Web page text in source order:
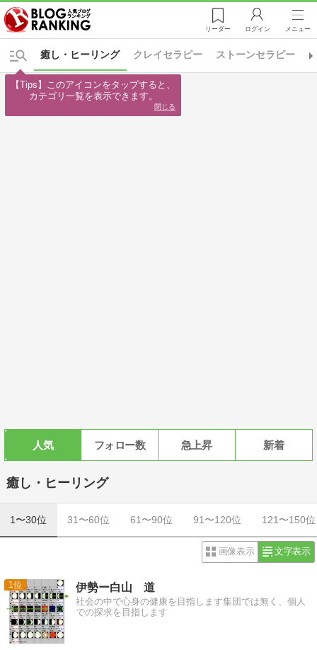
リーダー ログイン メニュー
クレイセラピー ストーンセラピー
癒し・ヒーリング
人気 フォロー数 急上昇 新着
癒し・ヒーリング
1〜30位 31〜60位 61〜90位 91〜120位 121〜150位
画像表示 文字表示
1 伊勢ー白山 道
社会の中で心身の健康を目指します集団では無く、個人
での探求を目指します
【Tips】このアイコンをタップすると、
カテゴリ一覧を表示できます。
閉じる